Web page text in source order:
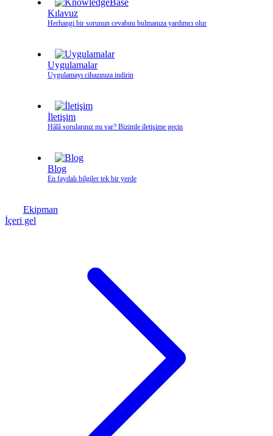
Kılavuz
Herhangi bir sorunun cevabını bulmanıza yardımcı olur
Uygulamalar
Uygulamayı cihazınıza indirin
İletişim
Hâlâ sorularınız mı var? Bizimle iletişime geçin
Blog
En faydalı bilgiler tek bir yerde
Ekipman
İçeri gel